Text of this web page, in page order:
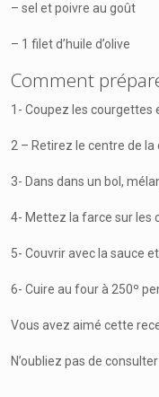
– sel et poivre au goût
– 1 filet d’huile d’olive
Comment
1- Coupez les courgettes
2 – Retirez le centre de
3- Dans dans un bol,
4- Mettez la farce sur les
5- Couvrir avec la sauce
6- Cuire au four à 250º
Vous avez aimé cette
N’oubliez pas de